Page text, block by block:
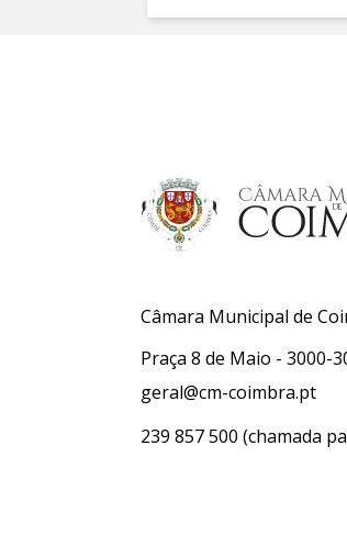
Câmara Municipal de
Praça 8 de Maio - 3000-
geral@cm-coimbra.pt
239 857 500 (chamada